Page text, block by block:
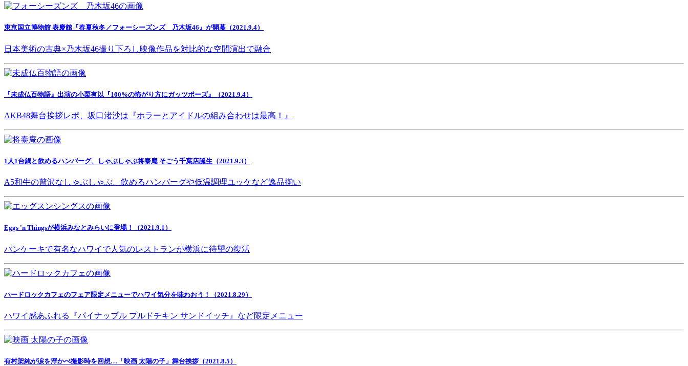
東京国立博物館 表慶館『春夏秋冬／フォーシーズンズ 乃木坂46』が開幕（2021.9.4）
日本美術の古典×乃木坂46撮り下ろし映像作品を対比的な空間演出で融合
『未成仏百物語』出演の小栗有以『100%の怖がり方にガッツポーズ』（2021.9.4）
AKB48舞台挨拶レポ、坂口渚沙は『ホラーとアイドルの組み合わせは最高！』
1人1台鍋と飲めるハンバーグ、しゃぶしゃぶ将泰庵 そごう千葉店誕生（2021.9.3）
A5和牛の贅沢なしゃぶしゃぶ。飲めるハンバーグや低温調理ユッケなど逸品揃い
Eggs 'n Thingsが横浜みなとみらいに登場！（2021.9.1）
パンケーキで有名なハワイで人気のレストランが横浜に待望の復活
ハードロックカフェのフェア限定メニューでハワイ気分を味わおう！（2021.8.29）
ハワイ感あふれる『パイナップル プルドチキン サンドイッチ』など限定メニュー
有村架純が涙を浮かべ撮影時を回想…「映画 太陽の子」舞台挨拶（2021.8.5）